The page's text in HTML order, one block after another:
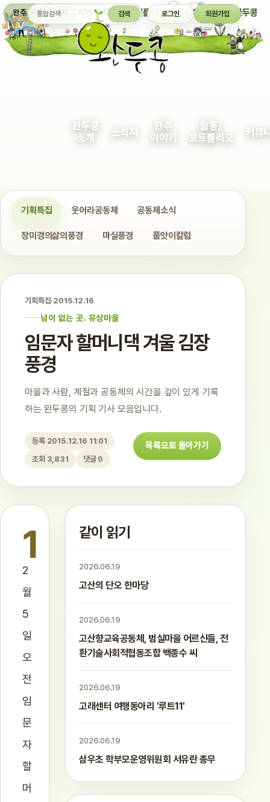
완주 마을 소식지 지역의 작은 이야기를 다정하게 엮어 보여주는 완두콩
통합검색 검색 로그인 회원가입
완두콩
소개
소식지
완주
이야기
활동/
포트폴리오
커뮤
기획특집 웃어라공동체 공동체소식
장미경의삶의풍경 마실풍경 품앗이칼럼
기획특집·2015.12.16
넘이 없는 곳. 유상마을
임문자 할머니댁 겨울 김장
풍경
마을과 사람, 계절과 공동체의 시간을 깊이 있게 기록
하는 완두콩의 기획 기사 모음입니다.
등록 2015.12.16 11:01
조회 3,831
댓글 0
목록으로 돌아가기
1
2
월
5
일
오
전
임
문
자
할
머
같이 읽기
2026.06.19
고산의 단오 한마당
2026.06.19
고산향교육공동체, 범실마을 어르신들, 전
환기술사회적협동조합 백종수 씨
2026.06.19
고래센터 여행동아리 '루트11'
2026.06.19
삼우초 학부모운영위원회 서유란 총무